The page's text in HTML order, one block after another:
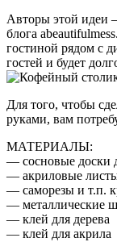
Авторы этой идеи
блога
гостиной рядом с
гостей и будет
Для того, чтобы
руками, вам
МАТЕРИАЛЫ:
— сосновые доски
— акриловые
— саморезы и т.п.
— металлические
— клей для дерева
— клей для акрила